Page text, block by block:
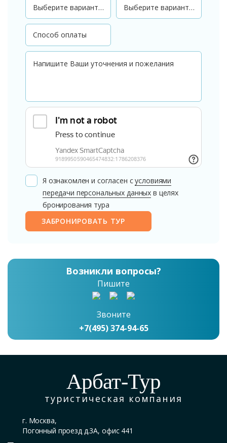
Я ознакомлен и согласен сусловиями
передачи персональных данных в целях
бронирования тура
ЗАБРОНИРОВАТЬ ТУР
Возникли вопросы?
Пишите
Звоните
+7(495) 374-94-65
Арбат-Тур
туристическая компания
г. Москва,
Погонный проезд д.3А, офис 441